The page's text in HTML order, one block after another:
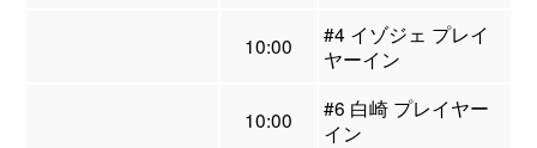
10:00
#4 イゾジェ プレイ
ヤーイン
10:00
#6 白崎 プレイヤー
イン